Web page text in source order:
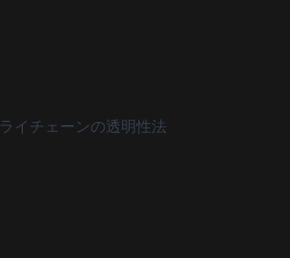
イチェーンの透明性法